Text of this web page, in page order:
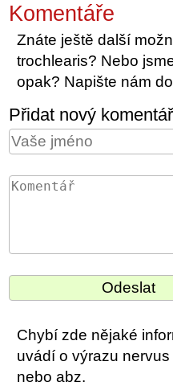
Komentáře
Znáte ještě další
trochlearis? Nebo
opak? Napište nám
Přidat nový komentář
Chybí zde nějaké
uvádí o výrazu
nebo abz.